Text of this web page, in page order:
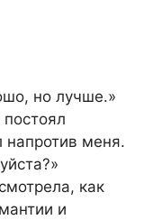
но лучше.»
напротив меня.
как
и